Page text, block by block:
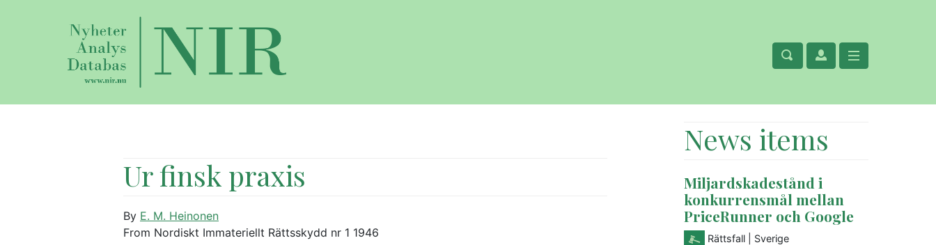
Ur finsk praxis
By E. M. Heinonen
From Nordiskt Immateriellt Rättsskydd nr 1 1946
News items
Miljardskadestånd i
konkurrensmål mellan
PriceRunner och Google
Rättsfall | Sverige